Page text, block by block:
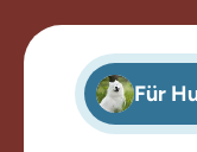
Für